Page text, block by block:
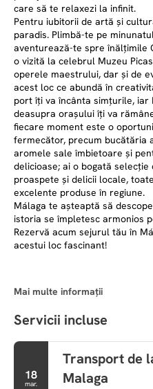
care să te relaxezi la infinit.
Pentru iubitorii de artă și
paradis. Plimbă-te pe
aventurează-te spre înălțimile
o vizită la celebrul Muzeu
operele maestrului, dar și de
acest loc ce abundă în
port îți va încânta simțurile,
deasupra orașului îți va
fiecare moment este o
fermecător, precum bucătăria
aromele sale îmbietoare și
delicioase; ai o bogată
proaspete și delicii locale,
excelente produse în regiune.
Málaga te așteaptă să
istoria se împletesc armonios
Rezervă acum sejurul tău în
acestui loc fascinant!
Mai multe informații
Servicii incluse
18
mar.
Transport de
Malaga